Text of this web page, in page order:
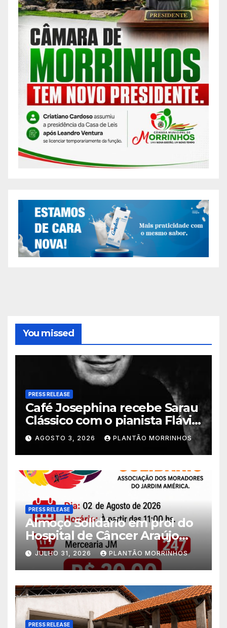
You missed
PRESS RELEASE
Café Josephina recebe Sarau
Clássico com o pianista Flávio
Varani nesta terça-feira
AGOSTO 3, 2026 PLANTÃO MORRINHOS
PRESS RELEASE
Almoço Solidário em prol do
Hospital de Câncer Araújo
Jorge é realizado no Jardim
América
JULHO 31, 2026 PLANTÃO MORRINHOS
PRESS RELEASE